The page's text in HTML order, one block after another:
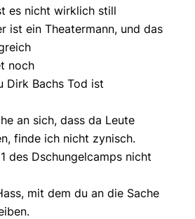
es nicht wirklich still
ist ein Theatermann, und das
noch
Dirk Bachs Tod ist
an sich, dass da Leute
finde ich nicht zynisch.
des Dschungelcamps nicht
mit dem du an die Sache